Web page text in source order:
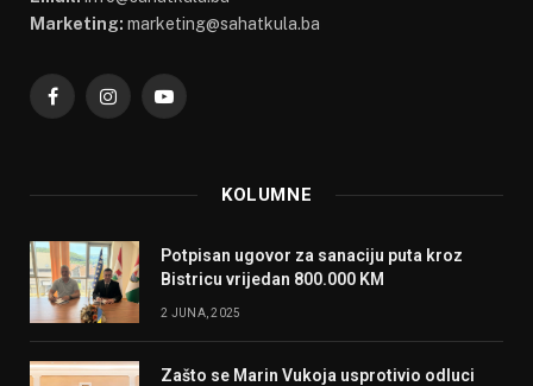
Marketing: marketing@sahatkula.ba
FacebookInstagramYouTube
KOLUMNE
Potpisan ugovor za sanaciju puta kroz
Bistricu vrijedan 800.000 KM
2 JUNA, 2025
Zašto se Marin Vukoja usprotivio odluci